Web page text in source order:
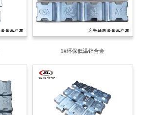
1#环保低温锌合金